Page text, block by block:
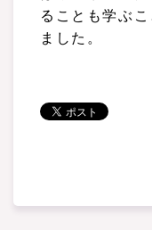
ることも学ぶ
ました。